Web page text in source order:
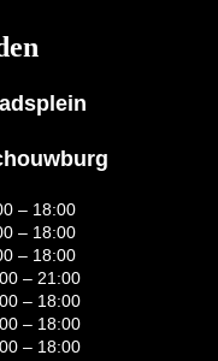
– 18:00
– 18:00
– 18:00
– 21:00
– 18:00
– 18:00
– 18:00